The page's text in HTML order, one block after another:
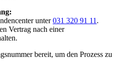
unter031 320 91 11 .
Vertrag nach einer
bereit, um den Prozess zu